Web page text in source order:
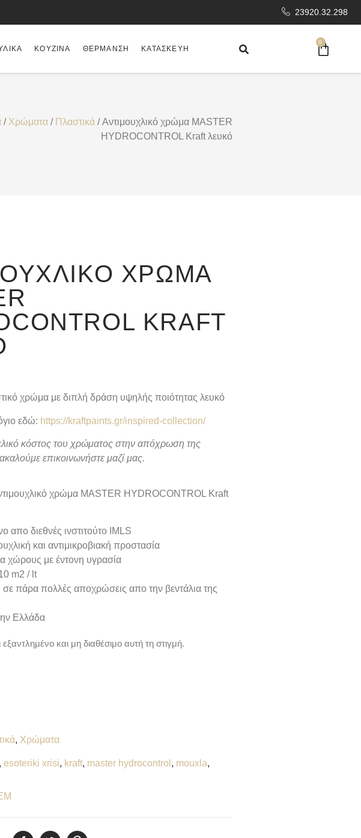
23920.32.298
ΚΟΥΖΊΝΑ ΘΈΡΜΑΝΣΗ ΚΑΤΑΣΚΕΥΉ
0
/ Χρώματα / Πλαστικά / Αντιμουχλικό χρώμα MASTER
HYDROCONTROL Kraft λευκό
ΧΡΏΜΑ
KRAFT
χρώμα με διπλή δράση υψηλής ποιότητας λευκό
εδώ: https://kraftpaints.gr/inspired-collection/
κόστος του χρώματος στην απόχρωση της
επικοινωνήστε μαζί μας.
χρώμα MASTER HYDROCONTROL Kraft
απο διεθνές ινστιτούτο IMLS
και αντιμικροβιακή προστασία
χώρους με έντονη υγρασία
m2 / lt
σε πάρα πολλές αποχρώσεις απο την βεντάλια της
Ελλάδα
εξαντλημένο και μη διαθέσιμο αυτή τη στιγμή.
, Χρώματα
, esoteriki xrisi, kraft, master hydrocontrol , mouxla,